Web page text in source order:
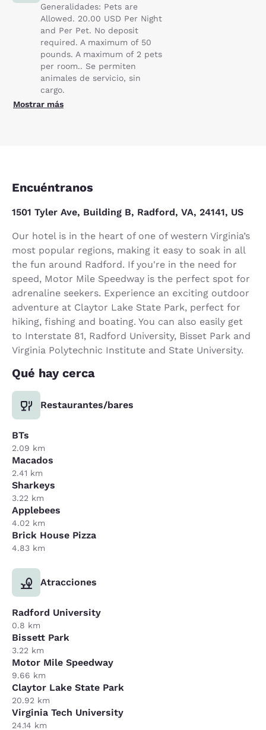
Generalidades: Pets are
Allowed. 20.00 USD Per Night
and Per Pet. No deposit
required. A maximum of 50
pounds. A maximum of 2 pets
per room.. Se permiten
animales de servicio, sin
cargo.
Mostrar más
Encuéntranos
1501 Tyler Ave, Building B, Radford, VA, 24141, US
Our hotel is in the heart of one of western Virginia’s
most popular regions, making it easy to soak in all
the fun around Radford. If you're in the need for
speed, Motor Mile Speedway is the perfect spot for
adrenaline seekers. Experience an exciting outdoor
adventure at Claytor Lake State Park, perfect for
hiking, fishing and boating. You can also easily get
to Interstate 81, Radford University, Bisset Park and
Virginia Polytechnic Institute and State University.
Qué hay cerca
Restaurantes/bares
BTs
2.09 km
Macados
2.41 km
Sharkeys
3.22 km
Applebees
4.02 km
Brick House Pizza
4.83 km
Atracciones
Radford University
0.8 km
Bissett Park
3.22 km
Motor Mile Speedway
9.66 km
Claytor Lake State Park
20.92 km
Virginia Tech University
24.14 km